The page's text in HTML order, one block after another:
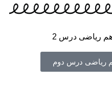
ریاضی درس دوم